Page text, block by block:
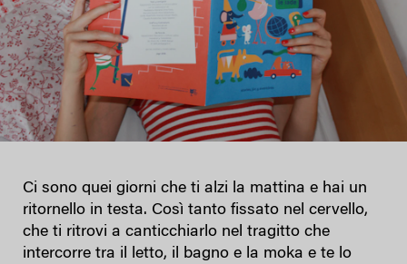
Ci sono quei giorni che ti alzi la mattina e hai un
ritornello in testa. Così tanto fissato nel cervello,
che ti ritrovi a canticchiarlo nel tragitto che
intercorre tra il letto, il bagno e la moka e te lo